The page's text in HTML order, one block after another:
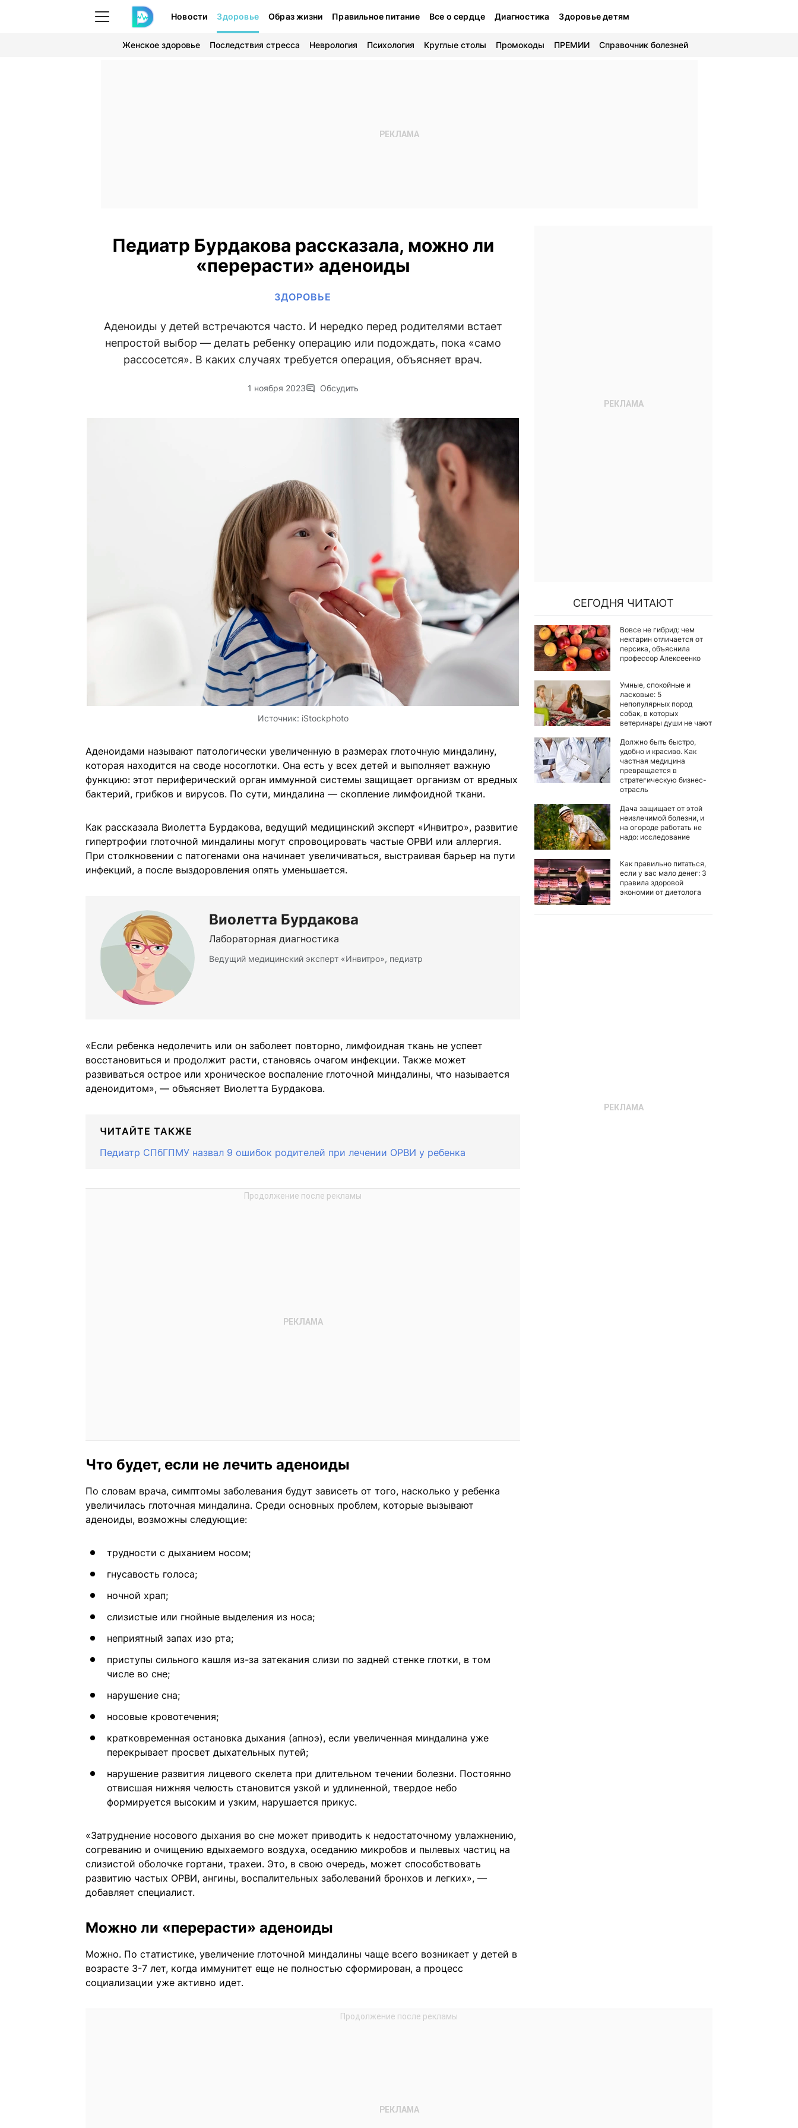
Новости Здоровье Образ жизни Правильное питание Все о сердце Диагностика Здоровье детям
Женское здоровье Последствия стресса Неврология Психология Круглые столы Промокоды ПРЕМИИ Справочник болезней
Педиатр Бурдакова рассказала, можно ли
«перерасти» аденоиды
ЗДОРОВЬЕ
Аденоиды у детей встречаются часто. И нередко перед родителями встает
непростой выбор — делать ребенку операцию или подождать, пока «само
рассосется». В каких случаях требуется операция, объясняет врач.
1 ноября 2023 Обсудить
Источник: iStockphoto
Аденоидами называют патологически увеличенную в размерах глоточную миндалину,
которая находится на своде носоглотки. Она есть у всех детей и выполняет важную
функцию: этот периферический орган иммунной системы защищает организм от вредных
бактерий, грибков и вирусов. По сути, миндалина — скопление лимфоидной ткани.
Как рассказала Виолетта Бурдакова, ведущий медицинский эксперт «Инвитро», развитие
гипертрофии глоточной миндалины могут спровоцировать частые ОРВИ или аллергия.
При столкновении с патогенами она начинает увеличиваться, выстраивая барьер на пути
инфекций, а после выздоровления опять уменьшается.
Виолетта Бурдакова
Лабораторная диагностика
Ведущий медицинский эксперт «Инвитро», педиатр
«Если ребенка недолечить или он заболеет повторно, лимфоидная ткань не успеет
восстановиться и продолжит расти, становясь очагом инфекции. Также может
развиваться острое или хроническое воспаление глоточной миндалины, что называется
аденоидитом», — объясняет Виолетта Бурдакова.
ЧИТАЙТЕ ТАКЖЕ
Педиатр СПбГПМУ назвал 9 ошибок родителей при лечении ОРВИ у ребенка
Что будет, если не лечить аденоиды
По словам врача, симптомы заболевания будут зависеть от того, насколько у ребенка
увеличилась глоточная миндалина. Среди основных проблем, которые вызывают
аденоиды, возможны следующие:
трудности с дыханием носом;
гнусавость голоса;
ночной храп;
слизистые или гнойные выделения из носа;
неприятный запах изо рта;
приступы сильного кашля из-за затекания слизи по задней стенке глотки, в том
числе во сне;
нарушение сна;
носовые кровотечения;
кратковременная остановка дыхания (апноэ), если увеличенная миндалина уже
перекрывает просвет дыхательных путей;
нарушение развития лицевого скелета при длительном течении болезни. Постоянно
отвисшая нижняя челюсть становится узкой и удлиненной, твердое небо
формируется высоким и узким, нарушается прикус.
«Затруднение носового дыхания во сне может приводить к недостаточному увлажнению,
согреванию и очищению вдыхаемого воздуха, оседанию микробов и пылевых частиц на
слизистой оболочке гортани, трахеи. Это, в свою очередь, может способствовать
развитию частых ОРВИ, ангины, воспалительных заболеваний бронхов и легких», —
добавляет специалист.
Можно ли «перерасти» аденоиды
Можно. По статистике, увеличение глоточной миндалины чаще всего возникает у детей в
возрасте 3-7 лет, когда иммунитет еще не полностью сформирован, а процесс
социализации уже активно идет.
СЕГОДНЯ ЧИТАЮТ
Вовсе не гибрид: чем
нектарин отличается от
персика, объяснила
профессор Алексеенко
Умные, спокойные и
ласковые: 5
непопулярных пород
собак, в которых
ветеринары души не чают
Должно быть быстро,
удобно и красиво. Как
частная медицина
превращается в
стратегическую бизнес-
отрасль
Дача защищает от этой
неизлечимой болезни, и
на огороде работать не
надо: исследование
Как правильно питаться,
если у вас мало денег: 3
правила здоровой
экономии от диетолога